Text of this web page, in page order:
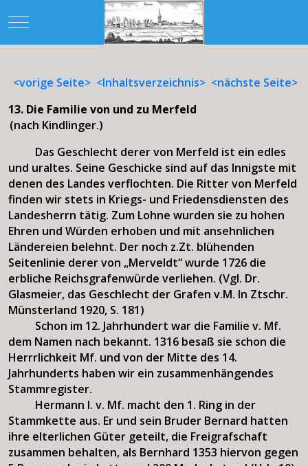
Mobile Menu Toggle
<vorige Seite> <Inhaltsverzeichnis> <nächste Seite>
13. Die Familie von und zu Merfeld
(nach Kindlinger.)
Das Geschlecht derer von Merfeld ist ein edles
und uraltes. Seine Geschicke sind auf das Innigste mit
denen des Landes verflochten. Die Ritter von Merfeld
finden wir stets in Kriegs- und Friedensdiensten des
Landesherrn tätig. Zum Lohne wurden sie zu hohen
Ehren und Würden erhoben und mit ansehnlichen
Ländereien belehnt. Der noch z.Zt. blühenden
Seitenlinie derer von „Merveldt“ wurde 1726 die
erbliche Reichsgrafenwürde verliehen. (Vgl. Dr.
Glasmeier, das Geschlecht der Grafen v.M. In Ztschr.
Münsterland 1920, S. 181)
Schon im 12. Jahrhundert war die Familie v. Mf.
dem Namen nach bekannt. 1316 besaß sie schon die
Herrrlichkeit Mf. und von der Mitte des 14.
Jahrhunderts haben wir ein zusammenhängendes
Stammregister.
Hermann I. v. Mf. macht den 1. Ring in der
Stammkette aus. Er und sein Bruder Bernard hatten
ihre elterlichen Güter geteilt, die Freigrafschaft
zusammen behalten, als Bernhard 1353 hiervon gegen